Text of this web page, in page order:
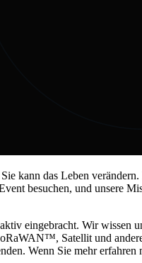
kann das Leben
besuchen, und unsere
eingebracht. Wir
Satellit und
Wenn Sie mehr erfahren